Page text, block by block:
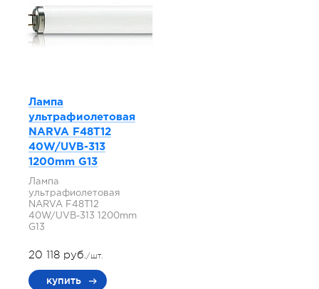
Лампа
ультрафиолетовая
NARVA F48T12
40W/UVB-313
1200mm G13
Лампа
ультрафиолетовая
NARVA F48T12
40W/UVB-313 1200mm
G13
20 118 руб./шт.
купить